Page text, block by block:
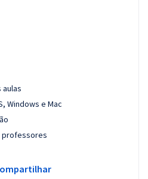
aulas
Windows e Mac
professores